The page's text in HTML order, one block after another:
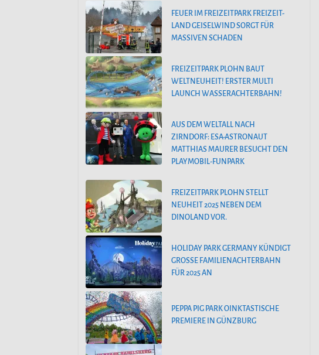
FEUER IM FREIZEITPARK FREIZEIT-
LAND GEISELWIND SORGT FÜR
MASSIVEN SCHADEN
FREIZEITPARK PLOHN BAUT
WELTNEUHEIT! ERSTER MULTI
LAUNCH WASSERACHTERBAHN!
AUS DEM WELTALL NACH
ZIRNDORF: ESA-ASTRONAUT
MATTHIAS MAURER BESUCHT DEN
PLAYMOBIL-FUNPARK
FREIZEITPARK PLOHN STELLT
NEUHEIT 2025 NEBEN DEM
DINOLAND VOR.
HOLIDAY PARK GERMANY KÜNDIGT
GROSSE FAMILIENACHTERBAHN F
ÜR 2025 AN
PEPPA PIG PARK OINKTASTISCHE
PREMIERE IN GÜNZBURG